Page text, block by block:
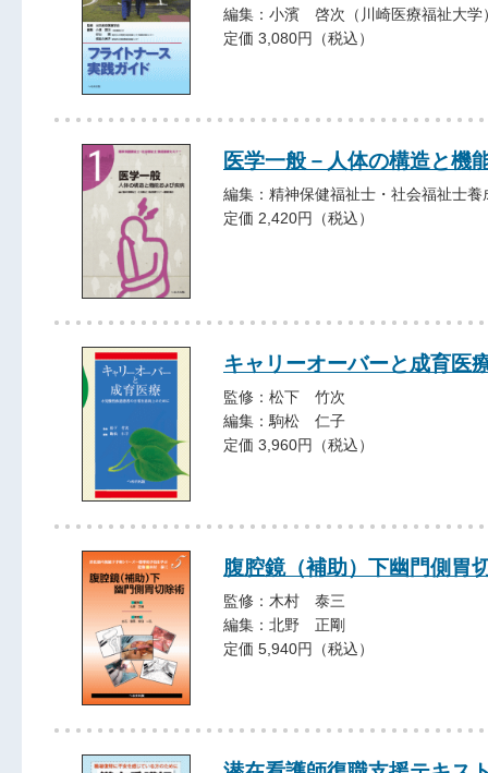
編集：小濱 啓次（川崎医療福祉大学
定価 3,080円（税込）
医学一般－人体の構造と機
編集：精神保健福祉士・社会福祉士
定価 2,420円（税込）
キャリーオーバーと成育医
監修：松下 竹次
編集：駒松 仁子
定価 3,960円（税込）
腹腔鏡（補助）下幽門側胃
監修：木村 泰三
編集：北野 正剛
定価 5,940円（税込）